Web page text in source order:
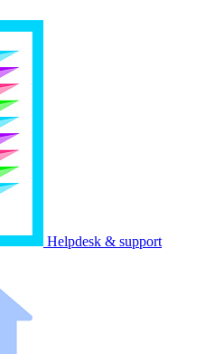
Helpdesk & support